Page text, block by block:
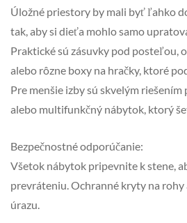
Úložné priestory by mali byť ľahko
tak, aby si dieťa mohlo samo
Praktické sú zásuvky pod posteľou,
alebo rôzne boxy na hračky, ktoré
Pre menšie izby sú skvelým
alebo multifunkčný nábytok, ktorý
Bezpečnostné odporúčanie:
Všetok nábytok pripevnite k stene,
prevráteniu. Ochranné kryty na rohy
úrazu.